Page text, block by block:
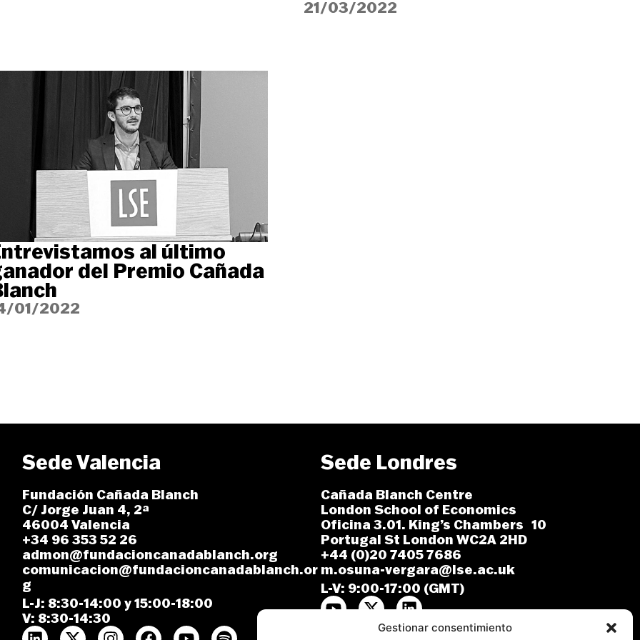
Gestionar consentimiento
21/03/2022
al último
del Premio Cañada
01/2022
Sede Valencia
Fundación Cañada Blanch
C/ Jorge Juan 4, 2ª
46004 Valencia
+34 96 353 52 26
admon@fundacioncanadablanch.org
comunicacion@fundacioncanadablanch.or
g
L-J: 8:30-14:00 y 15:00-18:00
V: 8:30-14:30
Sede Londres
Cañada Blanch Centre
London School of Economics
Oficina 3.01. King’s Chambers 10
Portugal St London WC2A 2HD
+44 (0)20 7405 7686
m.osuna-vergara@lse.ac.uk
L-V: 9:00-17:00 (GMT)